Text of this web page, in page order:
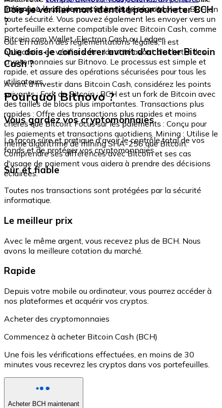
échangez-le rapidement et en toute sécurité.
intégré où vous pouvez stocker et gérer vos tokens BCH en
toute sécurité. Vous pouvez également les envoyer vers un
portefeuille externe compatible avec Bitcoin Cash, comme
Bitcoin.com Wallet, Electron Cash ou Ledger.
Dois-je vérifier mon identité pour acheter BCH
?
Oui. En raison des réglementations légales, il est
obligatoire de vérifier votre identité avant d'acheter des
cryptomonnaies sur Bitnovo. Le processus est simple et
rapide, et assure des opérations sécurisées pour tous les
utilisateurs.
Que dois-je considérer avant d'acheter Bitcoin
Cash ?
Avant d'investir dans Bitcoin Cash, considérez les points
suivants : Fork de Bitcoin : BCH est un fork de Bitcoin avec
des tailles de blocs plus importantes. Transactions plus
rapides : Offre des transactions plus rapides et moins
chères que Bitcoin. Focus sur les paiements : Conçu pour
les paiements et transactions quotidiens. Mining : Utilise le
même algorithme de mining SHA-256 que Bitcoin.
Comprendre ses différences avec Bitcoin et ses cas
d'usage de paiement vous aidera à prendre des décisions
éclairées.
Pourquoi Bitnovo ?
Vous gardez vos cryptomonnaies
La façon sûre et pratique d'avoir le contrôle total de vos
fonds et de protéger vos cryptomonnaies.
Sûr et fiable
Toutes nos transactions sont protégées par la sécurité
informatique.
Le meilleur prix
Avec le même argent, vous recevez plus de BCH. Nous
avons la meilleure cotation du marché.
Rapide
Depuis votre mobile ou ordinateur, vous pourrez accéder à
nos plateformes et acquérir vos cryptos.
Acheter des cryptomonnaies
Commencez à acheter Bitcoin Cash (BCH)
Une fois les vérifications effectuées, en moins de 30
minutes vous recevrez les cryptos dans vos portefeuilles.
Acheter BCH maintenant